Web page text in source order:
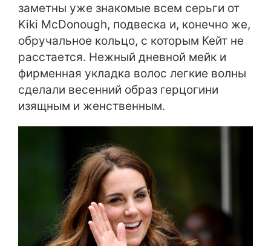
заметны уже знакомые всем серьги от
Kiki McDonough, подвеска и, конечно же,
обручальное кольцо, с которым Кейт не
расстается. Нежный дневной мейк и
фирменная укладка волос легкие волны
сделали весенний образ герцогини
изящным и женственным.